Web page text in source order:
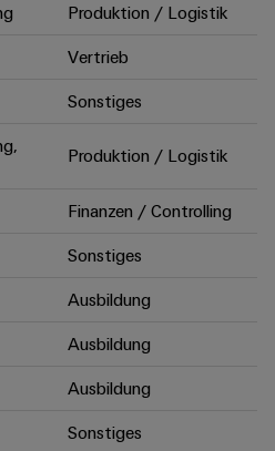
Produktion / Logistik
Vertrieb
Sonstiges
Produktion / Logistik
Finanzen / Controlling
Sonstiges
Ausbildung
Ausbildung
Ausbildung
Sonstiges